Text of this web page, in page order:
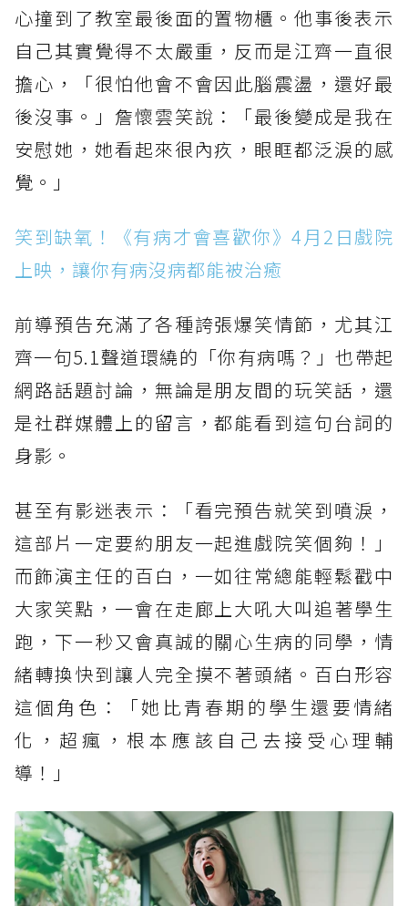
心撞到了教室最後面的置物櫃。他事後表示
自己其實覺得不太嚴重，反而是江齊一直很
擔心，「很怕他會不會因此腦震盪，還好最
後沒事。」詹懷雲笑說：「最後變成是我在
安慰她，她看起來很內疚，眼眶都泛淚的感
覺。」
笑到缺氧！《有病才會喜歡你》4月2日戲院
上映，讓你有病沒病都能被治癒
前導預告充滿了各種誇張爆笑情節，尤其江
齊一句5.1聲道環繞的「你有病嗎？」也帶起
網路話題討論，無論是朋友間的玩笑話，還
是社群媒體上的留言，都能看到這句台詞的
身影。
甚至有影迷表示：「看完預告就笑到噴淚，
這部片一定要約朋友一起進戲院笑個夠！」
而飾演主任的百白，一如往常總能輕鬆戳中
大家笑點，一會在走廊上大吼大叫追著學生
跑，下一秒又會真誠的關心生病的同學，情
緒轉換快到讓人完全摸不著頭緒。百白形容
這個角色：「她比青春期的學生還要情緒
化，超瘋，根本應該自己去接受心理輔
導！」